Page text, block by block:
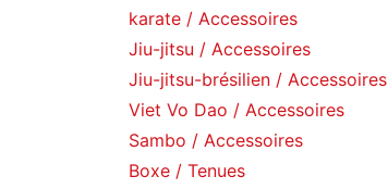
karate / Accessoires
Jiu-jitsu / Accessoires
Jiu-jitsu-brésilien / Accessoires
Viet Vo Dao / Accessoires
Sambo / Accessoires
Boxe / Tenues